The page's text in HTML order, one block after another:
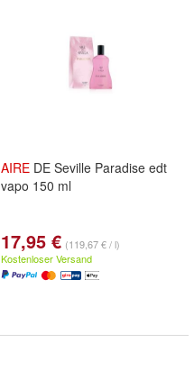
AIRE DE Seville Paradise edt
vapo 150 ml
17,95 € (119,67 € / l)
Kostenloser Versand